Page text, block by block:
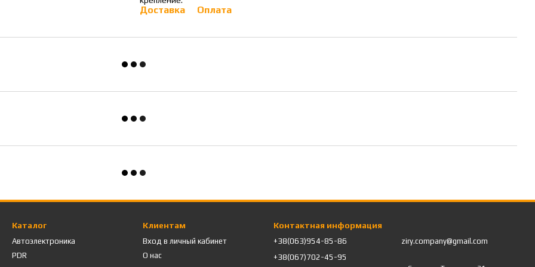
Доставка Оплата
Каталог
Автоэлектроника
PDR
Клиентам
Вход в личный кабинет
О нас
Контактная информация
+38(063)954-85-86
+38(067)702-45-95
ziry.company@gmail.com